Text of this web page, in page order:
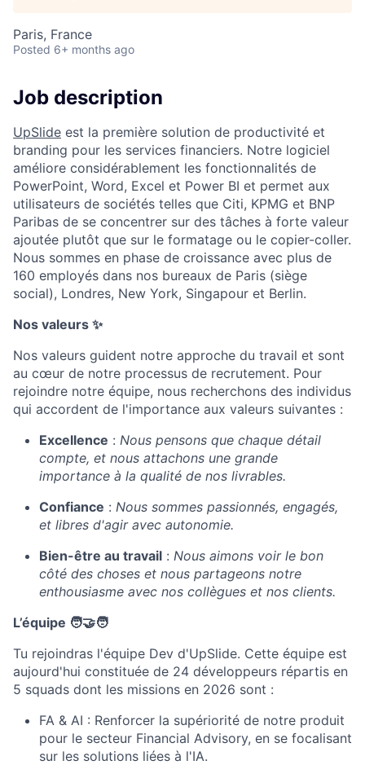
Paris, France
Posted 6+ months ago
Job description
UpSlide est la première solution de productivité et
branding pour les services financiers. Notre logiciel
améliore considérablement les fonctionnalités de
PowerPoint, Word, Excel et Power BI et permet aux
utilisateurs de sociétés telles que Citi, KPMG et BNP
Paribas de se concentrer sur des tâches à forte valeur
ajoutée plutôt que sur le formatage ou le copier-coller.
Nous sommes en phase de croissance avec plus de
160 employés dans nos bureaux de Paris (siège
social), Londres, New York, Singapour et Berlin.
Nos valeurs ✨
Nos valeurs guident notre approche du travail et sont
au cœur de notre processus de recrutement. Pour
rejoindre notre équipe, nous recherchons des individus
qui accordent de l'importance aux valeurs suivantes :
Excellence : Nous pensons que chaque détail
compte, et nous attachons une grande
importance à la qualité de nos livrables.
Confiance : Nous sommes passionnés, engagés,
et libres d'agir avec autonomie.
Bien-être au travail : Nous aimons voir le bon
côté des choses et nous partageons notre
enthousiasme avec nos collègues et nos clients.
L’équipe 🧑‍🤝‍🧑
Tu rejoindras l'équipe Dev d'UpSlide. Cette équipe est
aujourd'hui constituée de 24 développeurs répartis en
5 squads dont les missions en 2026 sont :
FA & AI : Renforcer la supériorité de notre produit
pour le secteur Financial Advisory, en se focalisant
sur les solutions liées à l'IA.